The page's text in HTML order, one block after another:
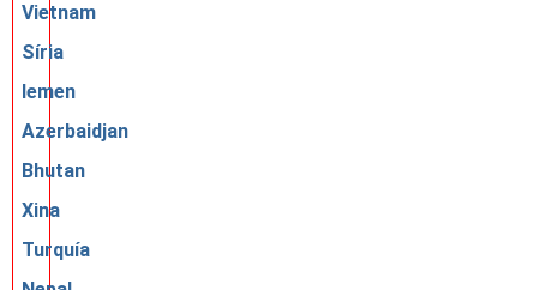
Vietnam
Síria
Iemen
Azerbaidjan
Bhutan
Xina
Turquía